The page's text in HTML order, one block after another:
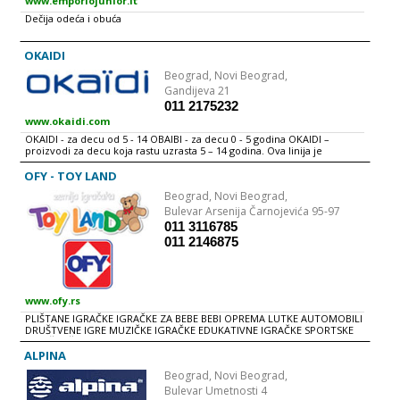
Dečija odeća i obuća
OKAIDI
Beograd, Novi Beograd,
Gandijeva 21
011 2175232
www.okaidi.com
OKAIDI - za decu od 5 - 14 OBAIBI - za decu 0 - 5 godina OKAIDI –
proizvodi za decu koja rastu uzrasta 5 – 14 godina. Ova linija je
istovremeno sportska, puna energije, zena i glamura. OBAIBI –
proizvodi za decu uzrasta 0 – 5 godina raspoređeni u tri kolekcije: -
za bebe. - Odevna kolekcija "Emotion": za uzrast od 6 meseci do 5
godina. - Program za negu beba:posteljina, dopunski artikli, igračke.
OK – proizvodi modernog i sportskog dizajna namenjeni uzrastima 4 –
14 godina. Sve Okaidi kolekcije su udobne, lake za nošenje i
pristupačne po ceni. One prate novi životni trend okrenut ka zabavi i
uživanju, sve izraženijem takozvanom "uličnom" odevanju, naglašenoj
sportskoj odeći i obući.
OFY - TOY LAND
Beograd, Novi Beograd,
Bulevar Arsenija Čarnojevića 95-97
011 3116785
011 2146875
www.ofy.rs
PLIŠTANE IGRAČKE IGRAČKE ZA BEBE BEBI OPREMA LUTKE AUTOMOBILI
DRUŠTVENE IGRE MUZIČKE IGRAČKE EDUKATIVNE IGRAČKE SPORTSKE
IGRAČKE ŠKOLSKI PRIBOR PARTY PROGRAM LETNJI PROGRAM
NOVOGODIŠNjI PROGRAM GIRFT PROGRAM GARDEROBA OBUĆA
ALPINA
Beograd, Novi Beograd,
Bulevar Umetnosti 4